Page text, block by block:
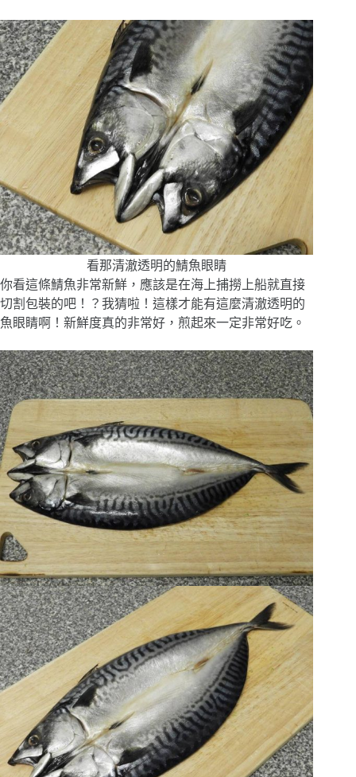
看那清澈透明的鯖魚眼睛
你看這條鯖魚非常新鮮，應該是在海上捕撈上船就直接
切割包裝的吧！？我猜啦！這樣才能有這麼清澈透明的
魚眼睛啊！新鮮度真的非常好，煎起來一定非常好吃。